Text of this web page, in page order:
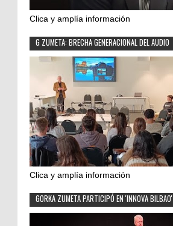
Clica y amplía información
G ZUMETA: BRECHA GENERACIONAL DEL AUDIO
Clica y amplía información
GORKA ZUMETA PARTICIPÓ EN 'INNOVA BILBAO'